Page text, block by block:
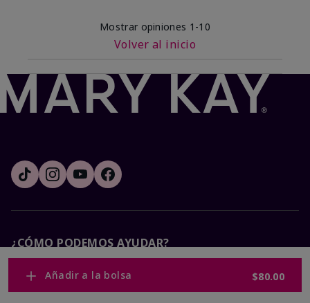
Añadir a la bolsa $80.00
Mostrar opiniones 1-10
Volver al inicio
¿CÓMO PODEMOS AYUDAR?
Recibe e-mails